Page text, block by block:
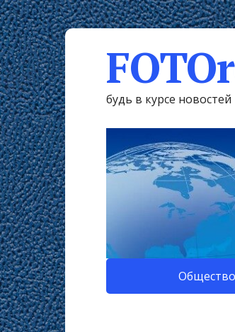
будь в курсе новостей
Общество